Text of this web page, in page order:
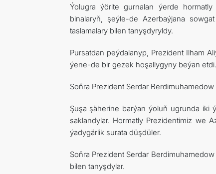
Ýolugra ýörite gurnalan ýerde
binalaryň, şeýle-de Azerbaýjana
taslamalary bilen tanyşdyryldy.
Pursatdan peýdalanyp, Prezident Ilham
ýene-de bir gezek hoşallygyny beýan etdi.
Soňra Prezident Serdar
Şuşa şäherine barýan ýoluň ugrunda iki
saklandylar. Hormatly Prezidentimiz we
ýadygärlik surata düşdüler.
Soňra Prezident Serdar
bilen tanyşdylar.